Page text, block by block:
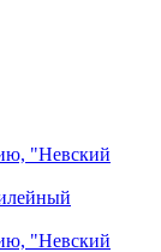
"Невский
"Невский